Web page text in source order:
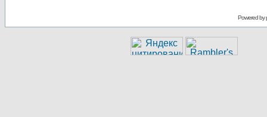
Powered by